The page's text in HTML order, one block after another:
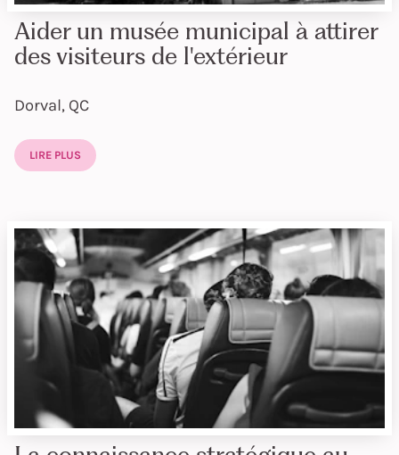
Aider un musée municipal à attirer
des visiteurs de l'extérieur
Dorval, QC
LIRE PLUS